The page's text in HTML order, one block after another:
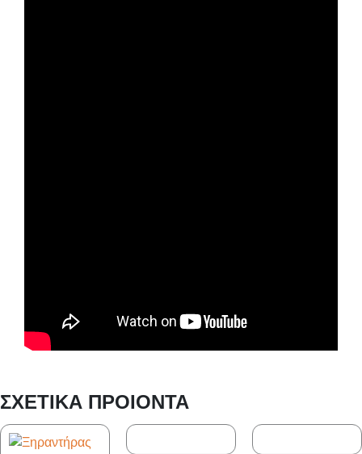
ΣΧΕΤΙΚΆ ΠΡΟΙΌΝΤΑ